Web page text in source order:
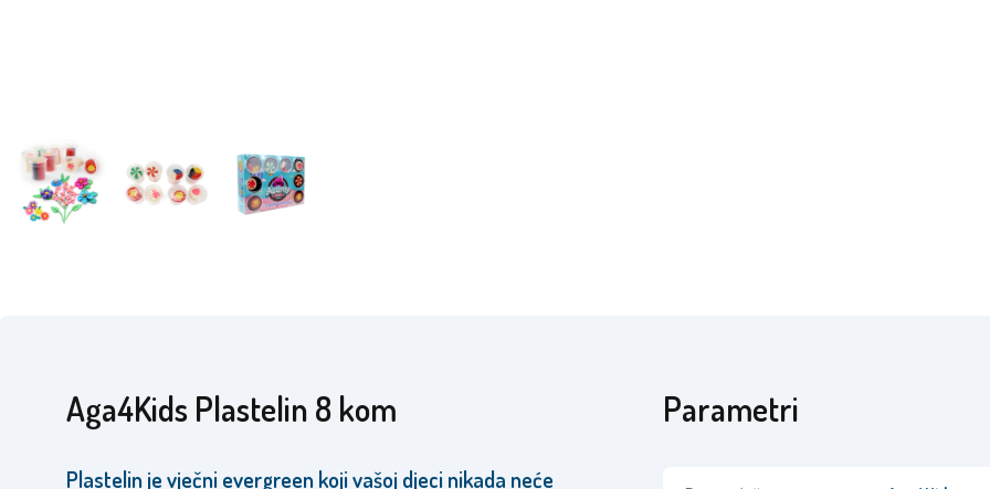
Aga4Kids Plastelin 8 kom
Plastelin je vječni evergreen koji vašoj djeci nikada neće
Parametri